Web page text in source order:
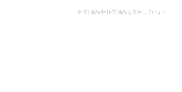
全 [7] 商品中 [1-7] 商品を表示しています